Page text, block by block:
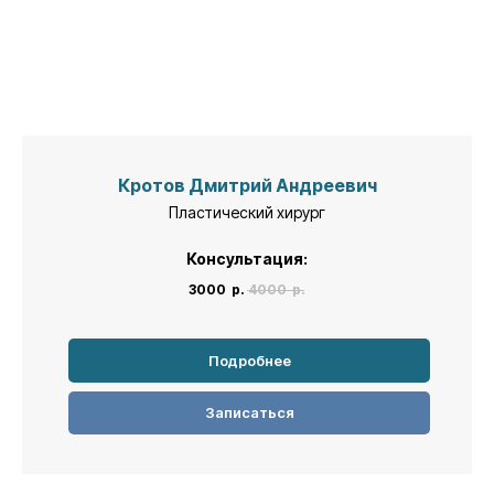
Кротов Дмитрий Андреевич
Пластический хирург
Консультация:
3000 р. 4000 р.
Подробнее
Записаться